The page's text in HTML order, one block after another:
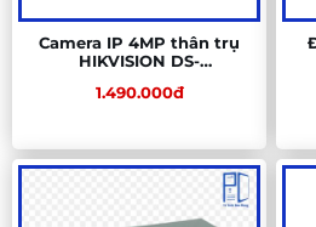
Camera IP 4MP thân trụ
HIKVISION DS-
1.490.000đ